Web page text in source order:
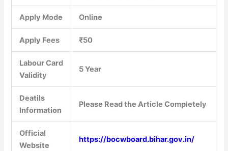
Apply Mode Online
Apply Fees ₹50
Labour Card
Validity
5 Year
Deatils
Information
Please Read the Article Completely
Official
Website
https://bocwboard.bihar.gov.in/